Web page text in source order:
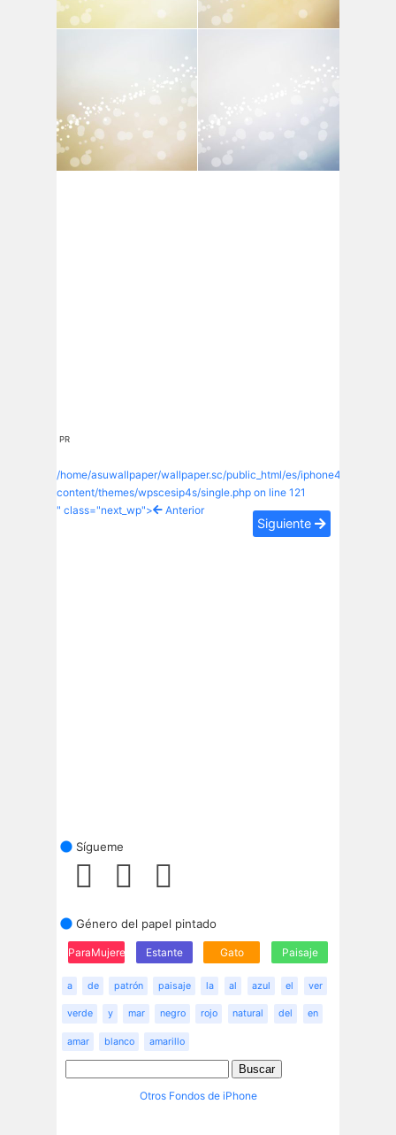
PR
/home/asuwallpaper/wallpaper.sc/public_html/es/iphone4s/wp-
content/themes/wpscesip4s/single.php on line 121
" class="next_wp">
Anterior
Siguiente
Sígueme
Género del papel pintado
ParaMujeres Estante Gato Paisaje
a de patrón paisaje la al azul el ver
verde y mar negro rojo natural del en
amar blanco amarillo
Otros Fondos de iPhone